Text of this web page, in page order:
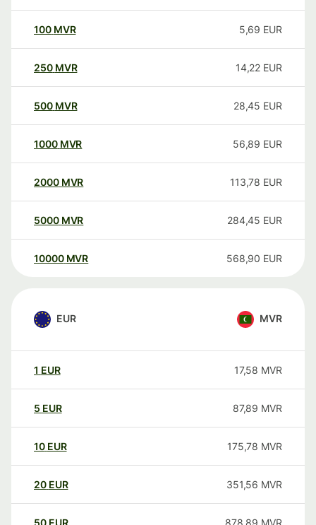
100 MVR 5,69 EUR
250 MVR 14,22 EUR
500 MVR 28,45 EUR
1000 MVR 56,89 EUR
2000 MVR 113,78 EUR
5000 MVR 284,45 EUR
10000 MVR 568,90 EUR
EUR MVR
1 EUR 17,58 MVR
5 EUR 87,89 MVR
10 EUR 175,78 MVR
20 EUR 351,56 MVR